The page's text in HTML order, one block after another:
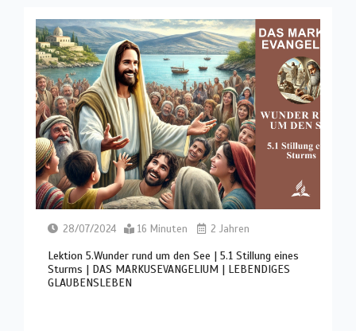
28/07/2024 16 Minuten 2 Jahren
Lektion 5.Wunder rund um den See | 5.1 Stillung eines
Sturms | DAS MARKUSEVANGELIUM | LEBENDIGES
GLAUBENSLEBEN